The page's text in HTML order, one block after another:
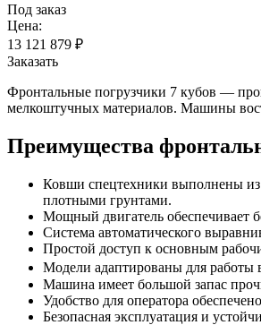
Под заказ
Цена:
13 121 879 ₽
Заказать
Фронтальные погрузчики 7 кубов —
мелкоштучных материалов. Машины
Преимущества
Ковши спецтехники выполнены из
плотными грунтами.
Мощный двигатель обеспечивает
Система автоматического
Простой доступ к основным
Модели адаптированы для работы
Машина имеет большой запас
Удобство для оператора
Безопасная эксплуатация и